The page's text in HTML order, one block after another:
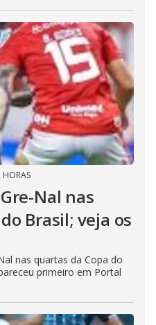
HORAS
Nal nas
Brasil; veja os
nas quartas da Copa do
primeiro em Portal